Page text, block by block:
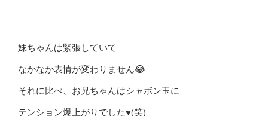
妹ちゃんは緊張していて
なかなか表情が変わりません😂
それに比べ、お兄ちゃんはシャボン玉に
テンション爆上がりでした♥(笑)